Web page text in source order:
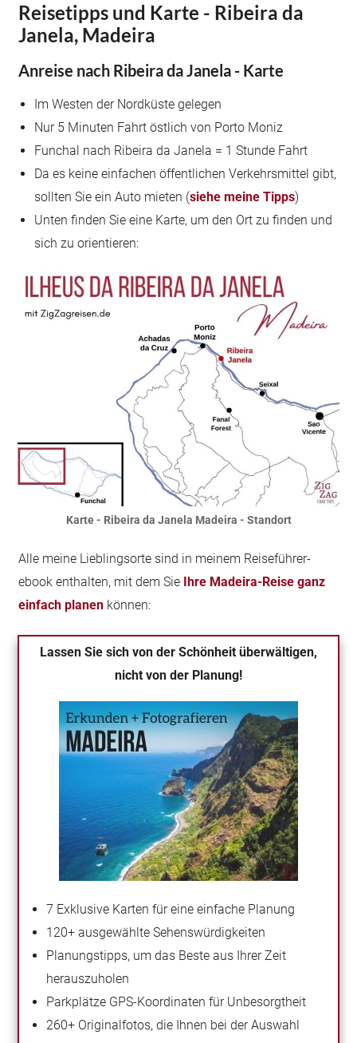
Reisetipps und Karte - Ribeira da
Janela, Madeira
Anreise nach Ribeira da Janela - Karte
Im Westen der Nordküste gelegen
Nur 5 Minuten Fahrt östlich von Porto Moniz
Funchal nach Ribeira da Janela = 1 Stunde Fahrt
Da es keine einfachen öffentlichen Verkehrsmittel gibt,
sollten Sie ein Auto mieten (siehe meine Tipps)
Unten finden Sie eine Karte, um den Ort zu finden und
sich zu orientieren:
Karte - Ribeira da Janela Madeira - Standort
Alle meine Lieblingsorte sind in meinem Reiseführer-
ebook enthalten, mit dem Sie
Ihre Madeira-Reise ganz
einfach planen können:
Lassen Sie sich von der Schönheit überwältigen,
nicht von der Planung!
7 Exklusive Karten für eine einfache Planung
120+ ausgewählte Sehenswürdigkeiten
Planungstipps, um das Beste aus Ihrer Zeit
herauszuholen
Parkplätze GPS-Koordinaten für Unbesorgtheit
260+ Originalfotos, die Ihnen bei der Auswahl